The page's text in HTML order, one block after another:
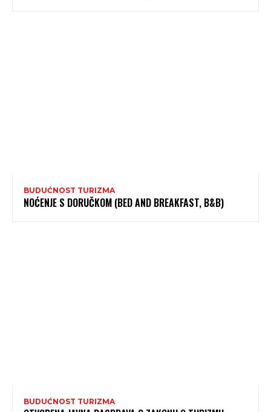
BUDUĆNOST TURIZMA
NOĆENJE S DORUČKOM (BED AND BREAKFAST, B&B)
BUDUĆNOST TURIZMA